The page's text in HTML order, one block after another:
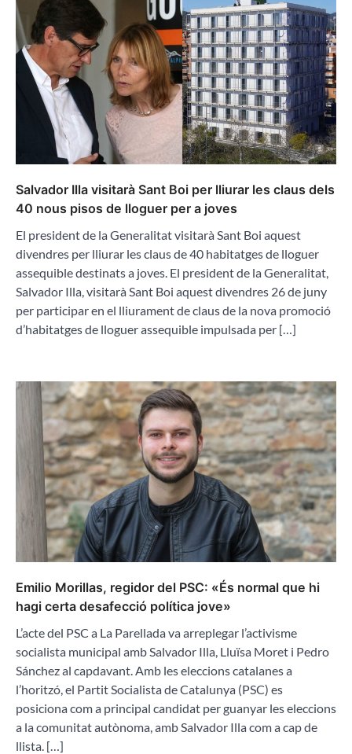
Salvador Illa visitarà Sant Boi per lliurar les claus dels
40 nous pisos de lloguer per a joves
El president de la Generalitat visitarà Sant Boi aquest
divendres per lliurar les claus de 40 habitatges de lloguer
assequible destinats a joves. El president de la Generalitat,
Salvador Illa, visitarà Sant Boi aquest divendres 26 de juny
per participar en el lliurament de claus de la nova promoció
d’habitatges de lloguer assequible impulsada per […]
Emilio Morillas, regidor del PSC: «És normal que hi
hagi certa desafecció política jove»
L’acte del PSC a La Parellada va arreplegar l’activisme
socialista municipal amb Salvador Illa, Lluïsa Moret i Pedro
Sánchez al capdavant. Amb les eleccions catalanes a
l’horitzó, el Partit Socialista de Catalunya (PSC) es
posiciona com a principal candidat per guanyar les eleccions
a la comunitat autònoma, amb Salvador Illa com a cap de
llista. […]